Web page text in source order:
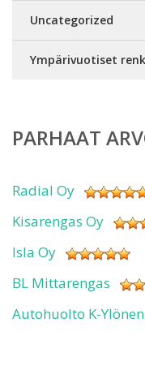
Uncategorized
Ympärivuotiset
PARHAAT
Radial Oy
Kisarengas Oy
Isla Oy
BL Mittarengas
Autohuolto K-Ylönen